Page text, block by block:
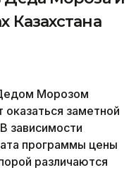
Казахстана
Морозом
заметной
зависимости
программы цены
различаются